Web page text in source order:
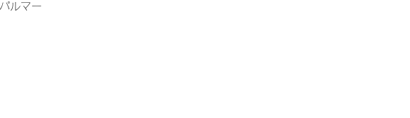
ルマー